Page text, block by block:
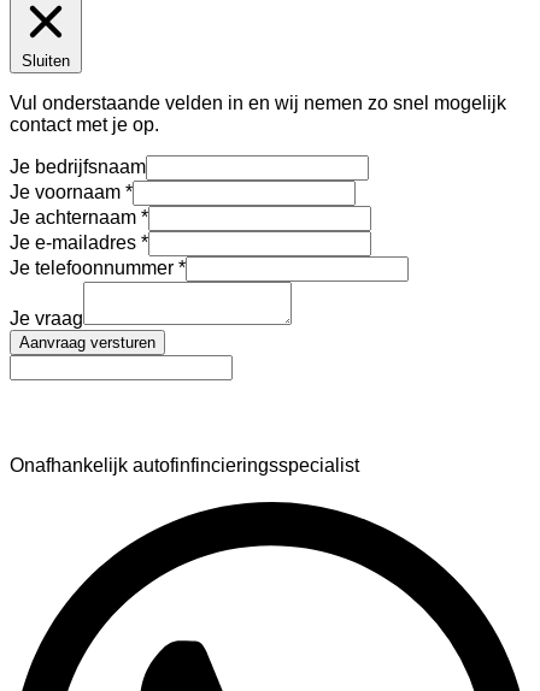
Sluiten
Vul onderstaande velden in en wij nemen zo snel mogelijk
contact met je op.
Je bedrijfsnaam
Je voornaam
Je achternaam
Je e-mailadres
Je telefoonnummer
Je vraag
Aanvraag versturen
Onafhankelijk autofinfincieringsspecialist